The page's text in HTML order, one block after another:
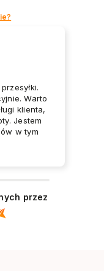
Warto
klienta,
Jestem
w tym
przez